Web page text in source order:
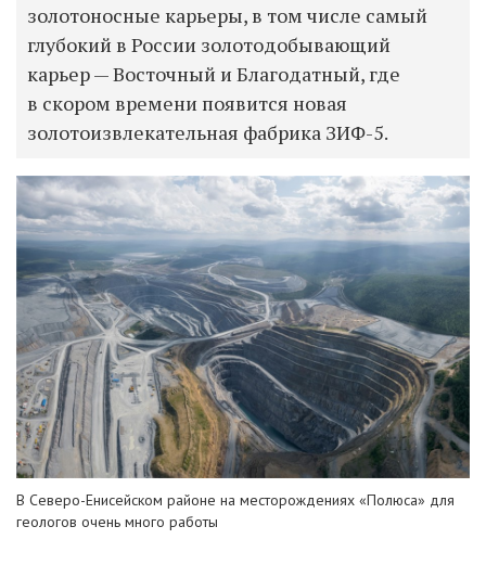
золотоносные карьеры, в том числе самый
глубокий в России золотодобывающий
карьер — Восточный и Благодатный, где
в скором времени появится новая
золотоизвлекательная фабрика ЗИФ-5.
В Северо-Енисейском районе на месторождениях «Полюса» для
геологов очень много работы